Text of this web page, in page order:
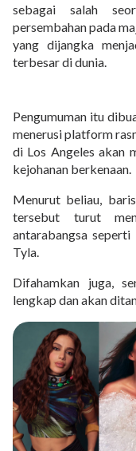
sebagai salah
persembahan pada
yang dijangka
terbesar di dunia.
Pengumuman itu
menerusi platform
di Los Angeles akan
kejohanan berkenaan.
Menurut beliau,
tersebut turut
antarabangsa
Tyla.
Difahamkan juga,
lengkap dan akan